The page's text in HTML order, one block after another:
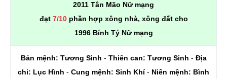
2011 Tân Mão Nữ mạng
đạt 7/10phần hợp xông nhà, xông đất cho
1996 Bính Tý Nữ mạng
Bản mệnh: Tương Sinh - Thiên can: Tương Sinh - Địa
chi: Lục Hình - Cung mệnh: Sinh Khí- Niên mệnh: Bình